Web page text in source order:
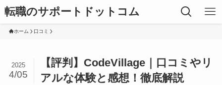
転職のサポートドットコム
ホーム 口コミ
【評判】CodeVillage｜口コミやリ
アルな体験と感想！徹底解説
2025
4/05